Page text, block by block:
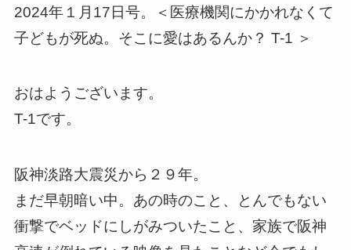
2024年１月17日号。＜医療機関にかかれなくて
子どもが死ぬ。そこに愛はあるんか？ T-1 ＞
おはようございます。
T-1です。
阪神淡路大震災から２９年。
まだ早朝暗い中。あの時のこと、とんでもない
衝撃でベッドにしがみついたこと、家族で阪神